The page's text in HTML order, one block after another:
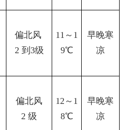
偏北风
2 到3级
11～1
9℃
早晚寒
凉
偏北风
2 级
12～1
8℃
早晚寒
凉